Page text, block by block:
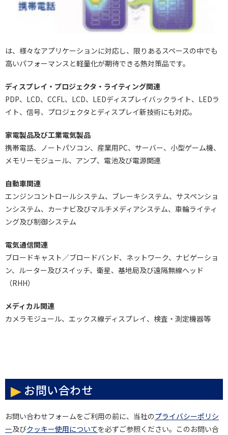
は、様々なアプリケーションに対応し、限りあるスペースの中でも
高いパフォーマンスと軽量化が期待できる熱対策品です。
ディスプレイ・プロジェクタ・ライティング関連
PDP、LCD、CCFL、LCD、LEDディスプレイバックライト、LEDラ
イト、信号、プロジェクタとディスプレイ新技術にも対応。
家電製品及び工業電気製品
携帯電話、ノートパソコン、産業用PC、サーバー、小型ゲーム機、
メモリーモジュール、アンプ、電池及び電源関連
自動車関連
エンジンコントロールシステム、ブレーキシステム、サスペンショ
ンシステム、カーナビ及びマルチメディアシステム、車輪ライティ
ング及び制御システム
電気通信関連
ブロードキャスト／ブロードバンド、ネットワーク、ナビゲーショ
ン、ルーター及びスイッチ、衛星、基地局及び遠隔無線ヘッド
（RHH）
メディカル関連
カメラモジュール、エックス線ディスプレイ、検査・測定機器等
お問い合わせ
お問い合わせフォームをご利用の前に、当社のプライバシーポリシ
ー及びクッキー使用についてを必ずご参照ください。このお問い合